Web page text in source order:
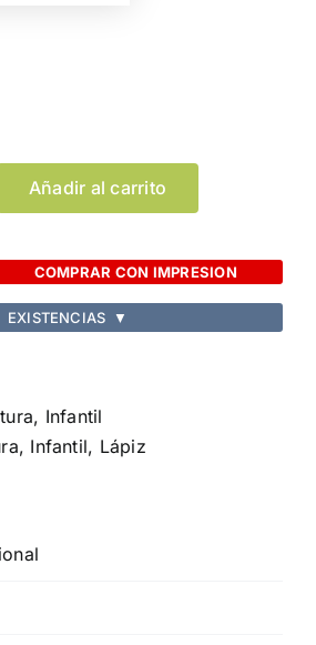
Añadir al carrito
COMPRAR CON IMPRESION
EXISTENCIAS ▼
, Infantil
, Infantil, Lápiz